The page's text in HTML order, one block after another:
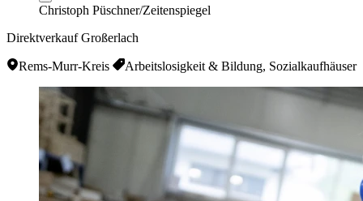
Christoph Püschner/Zeitenspiegel
Direktverkauf Großerlach
Rems-Murr-Kreis Arbeitslosigkeit & Bildung, Sozialkaufhäuser